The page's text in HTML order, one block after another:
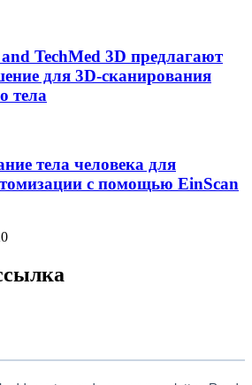
TechMed 3D предлагают
для 3D-сканирования
тела
тела человека для
с помощью EinScan